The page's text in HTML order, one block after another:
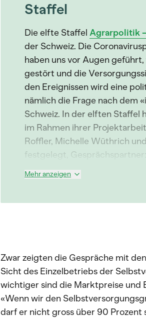
Staffel
Die elfte Staffel Agrarpolitik
der Schweiz. Die
haben uns vor Augen
gestört und die
den Ereignissen wird eine
nämlich die Frage nach dem
Schweiz. In der elften Staffel
im Rahmen ihrer
Roffler, Michelle Wüthrich
festgelegt,
Mehr anzeigen
Zwar zeigten die Gespräche mit
Sicht des Einzelbetriebs der
wichtiger sind die Marktpreise und
«Wenn wir den
darf er nicht gross über 90